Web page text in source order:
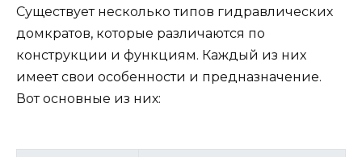
Существует несколько типов гидравлических
домкратов, которые различаются по
конструкции и функциям. Каждый из них
имеет свои особенности и предназначение.
Вот основные из них: